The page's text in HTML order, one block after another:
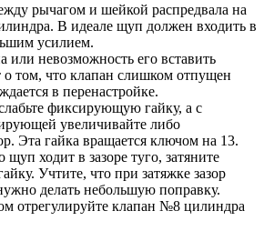
рычагом и шейкой распредвала на
В идеале щуп должен входить в
усилием.
или невозможность его вставить
о том, что клапан слишком отпущен
в перенастройке.
фиксирующую гайку, а с
увеличивайте либо
Эта гайка вращается ключом на 13.
ходит в зазоре туго, затяните
Учтите, что при затяжке зазор
делать небольшую поправку.
отрегулируйте клапан №8 цилиндра